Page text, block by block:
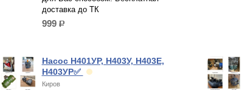
доставка до ТК
999 р.
Насос Н401УР, Н403У, Н403Е,
Н403УР✅
Киров